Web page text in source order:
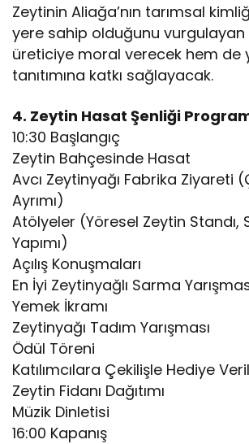
Zeytinin Aliağa’nın tarımsal
yere sahip olduğunu vurgulayan
üreticiye moral verecek hem de
tanıtımına katkı sağlayacak.
4. Zeytin Hasat Şenliği
10:30 Başlangıç
Zeytin Bahçesinde Hasat
Avcı Zeytinyağı Fabrika Ziyareti
Ayrımı)
Atölyeler (Yöresel Zeytin Standı,
Yapımı)
Açılış Konuşmaları
En İyi Zeytinyağlı Sarma
Yemek İkramı
Zeytinyağı Tadım Yarışması
Ödül Töreni
Katılımcılara Çekilişle Hediye
Zeytin Fidanı Dağıtımı
Müzik Dinletisi
16:00 Kapanış